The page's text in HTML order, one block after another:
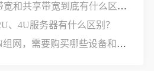
服务器租用时，独享带宽和共享带宽到底有什么区别？
、4U服务器有什么区别？
国内企业部署SD-WAN组网，需要购买哪些设备和服务？